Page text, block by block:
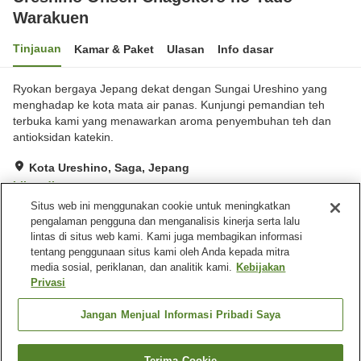
Warakuen
Tinjauan Kamar & Paket Ulasan Info dasar
Ryokan bergaya Jepang dekat dengan Sungai Ureshino yang
menghadap ke kota mata air panas. Kunjungi pemandian teh
terbuka kami yang menawarkan aroma penyembuhan teh dan
antioksidan katekin.
Kota Ureshino, Saga, Jepang
Lihat di peta
Hebat Ulasan:192
Fasilitas properti
Wi-Fi
gedung
Kafe
Situs web ini menggunakan cookie untuk meningkatkan
pengalaman pengguna dan menganalisis kinerja serta lalu
lintas di situs web kami. Kami juga membagikan informasi
tentang penggunaan situs kami oleh Anda kepada mitra
media sosial, periklanan, dan analitik kami. Kebijakan
Privasi
Jangan Menjual Informasi Pribadi Saya